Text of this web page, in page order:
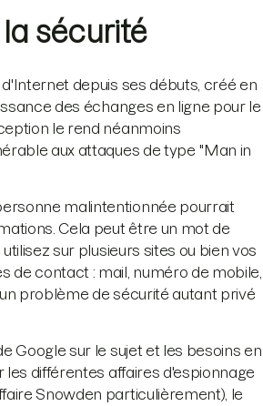
sécurité
depuis ses débuts, créé en
des échanges en ligne pour le
le rend néanmoins
aux attaques de type "Man in
malintentionnée pourrait
Cela peut être un mot de
sur plusieurs sites ou bien vos
de contact : mail, numéro de mobile,
problème de sécurité autant privé
Google sur le sujet et les besoins en
différentes affaires d'espionnage
Snowden particulièrement), le